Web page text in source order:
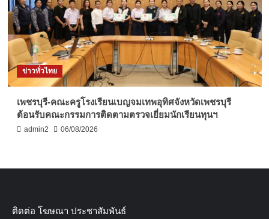
ข่าวทั่วไทย
เพชรบุรี-คณะครูโรงเรียนเบญจมเทพอุทิศจังหวัดเพชรบุรี
ต้อนรับคณะกรรมการติดตามตรวจเยี่ยมนักเรียนทุนฯ
admin2 06/08/2026
ติดต่อ​ โฆษณา​ ประชาสัมพันธ์